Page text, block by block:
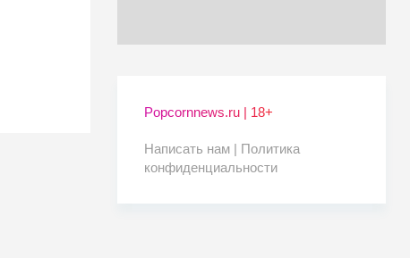
Popcornnews.ru | 18+
Написать нам | Политика
конфиденциальности